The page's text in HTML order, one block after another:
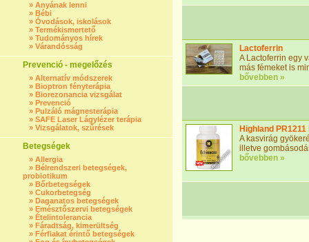
» Anyának lenni
» Bébi
» Óvodások, iskolások
» Termékismertető
» Tudományos hírek
» Várandósság
Prevenció - megelőzés
» Alternatív módszerek
» Bioptron fényterápia
» Biorezonancia vizsgálat
» Prevenció
» Pulzáló mágnesterápia
» SAFE Laser Lágylézer terápia
» Vizsgálatok, szűrések
Betegségek
» Allergia
» Bélrendszeri betegségek,
probiotikum
» Bőrbetegségek
» Cukorbetegség
» Daganatos betegségek
» Emésztőszervi betegségek
» Ételintolerancia
» Fáradtság, kimerültség
» Férfiakat érintő betegségek
Lactoferrin
A Lactoferrin egy
más fémeket is
bővebben »
Highland
A kasvirág
illetve
bővebben »